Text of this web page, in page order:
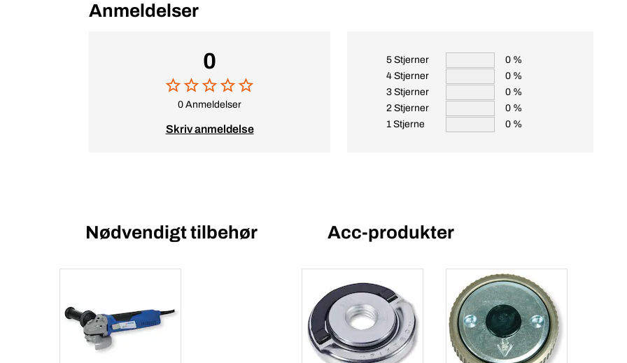
Anmeldelser
0
0 Anmeldelser
Skriv anmeldelse
5 Stjerner
0 %
4 Stjerner
0 %
3 Stjerner
0 %
2 Stjerner
0 %
1 Stjerne
0 %
Nødvendigt tilbehør Acc-produkter